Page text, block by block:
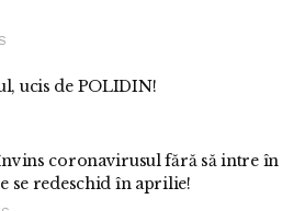
ucis de POLIDIN!
coronavirusul fără să intre în
se redeschid în aprilie!